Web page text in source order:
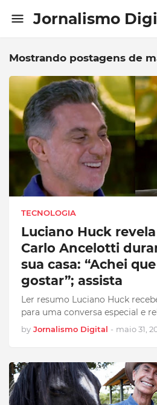
Jornalismo
Mostrando postagens de
TECNOLOGIA
Luciano Huck
Carlo Ancelotti
sua casa: “Achei
gostar”; assista
Ler resumo Luciano Huck recebeu Carlo Ancelotti
para uma conversa especial e
by Jornalismo Digital - maio 31,